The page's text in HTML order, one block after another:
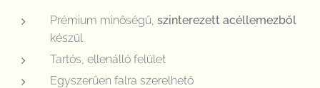
Prémium minőségű, szinterezett acéllemezből
készül
Tartós, ellenálló felület
Egyszerűen falra szerelhető